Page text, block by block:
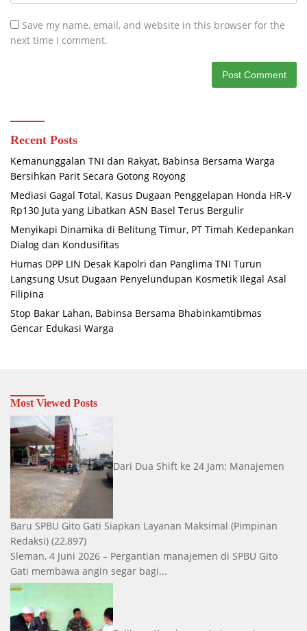
Save my name, email, and website in this browser for the
next time I comment.
Recent Posts
Kemanunggalan TNI dan Rakyat, Babinsa Bersama Warga
Bersihkan Parit Secara Gotong Royong
Mediasi Gagal Total, Kasus Dugaan Penggelapan Honda HR-V
Rp130 Juta yang Libatkan ASN Basel Terus Bergulir
Menyikapi Dinamika di Belitung Timur, PT Timah Kedepankan
Dialog dan Kondusifitas
Humas DPP LIN Desak Kapolri dan Panglima TNI Turun
Langsung Usut Dugaan Penyelundupan Kosmetik Ilegal Asal
Filipina
Stop Bakar Lahan, Babinsa Bersama Bhabinkamtibmas
Gencar Edukasi Warga
Most Viewed Posts
Dari Dua Shift ke 24 Jam: Manajemen
Baru SPBU Gito Gati Siapkan Layanan Maksimal (Pimpinan
Redaksi) (22,897)
Sleman, 4 Juni 2026 – Pergantian manajemen di SPBU Gito
Gati membawa angin segar bagi...